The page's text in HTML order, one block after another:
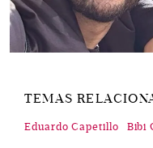
TEMAS
Eduardo Capetillo Bibi